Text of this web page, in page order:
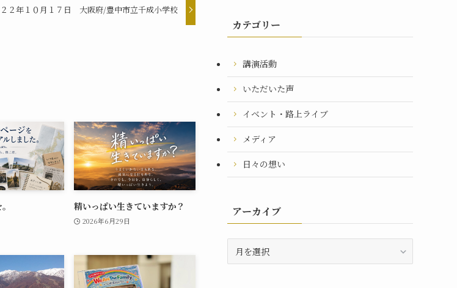
２２年１０月１７日 大阪府/豊中市立千成小学校
精いっぱい生きていますか？
2026年6月29日
カテゴリー
講演活動
いただいた声
イベント・路上ライブ
メディア
日々の想い
アーカイブ